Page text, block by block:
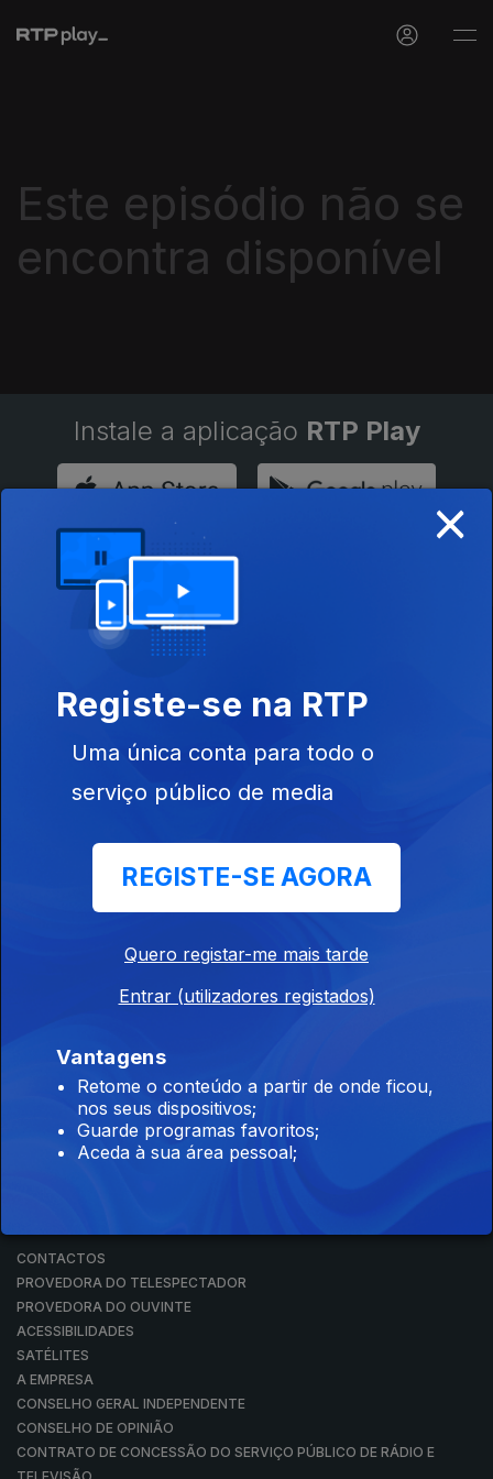
Este episódio não se
encontra disponível
Instale a aplicação RTP Play
Disponível para iOS, Android, Apple TV, Android TV e
CarPlay
RTP PLAY
EM DIRETO
REVER PROGRAMAS
CONCURSOS
CONTACTOS
PROVEDORA DO TELESPECTADOR
PROVEDORA DO OUVINTE
ACESSIBILIDADES
SATÉLITES
A EMPRESA
CONSELHO GERAL INDEPENDENTE
CONSELHO DE OPINIÃO
CONTRATO DE CONCESSÃO DO SERVIÇO PÚBLICO DE RÁDIO E
×
Registe-se na RTP
Uma única conta para todo o
serviço público de media
REGISTE-SE AGORA
Quero registar-me mais tarde
Entrar (utilizadores registados)
Vantagens
Retome o conteúdo a partir de onde ficou,
nos seus dispositivos;
Guarde programas favoritos;
Aceda à sua área pessoal;